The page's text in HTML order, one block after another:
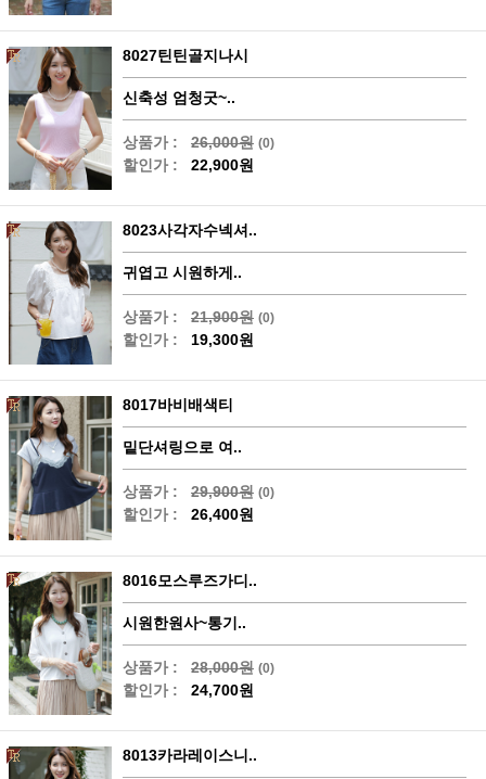
8027틴틴골지나시
신축성 엄청굿~..
상품가 : 26,000원 (0)
할인가 : 22,900원
8023사각자수넥셔..
귀엽고 시원하게..
상품가 : 21,900원 (0)
할인가 : 19,300원
8017바비배색티
밑단셔링으로 여..
상품가 : 29,900원 (0)
할인가 : 26,400원
8016모스루즈가디..
시원한원사~통기..
상품가 : 28,000원 (0)
할인가 : 24,700원
8013카라레이스니..